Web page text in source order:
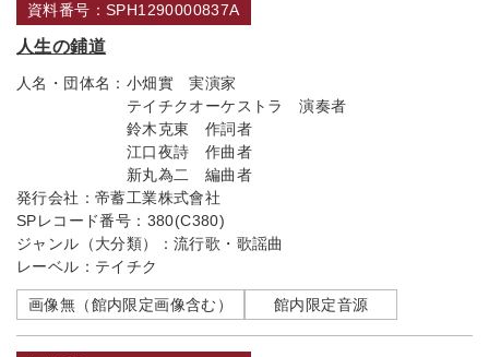
資料番号：SPH1290000837A
人生の鋪道
人名・団体名： 小畑實 実演家
テイチクオーケストラ 演奏者
鈴木克東 作詞者
江口夜詩 作曲者
新丸為二 編曲者
発行会社： 帝蓄工業株式會社
SPレコード番号： 380(C380)
ジャンル（大分類）： 流行歌・歌謡曲
レーベル： テイチク
画像無（館内限定画像含む） 館内限定音源